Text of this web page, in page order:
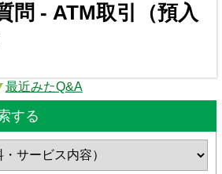
問 - ATM取引（預入
最近みたQ&A
する